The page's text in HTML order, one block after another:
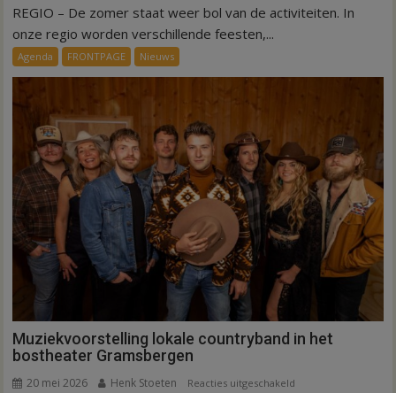
Erop
REGIO – De zomer staat weer bol van de activiteiten. In
onze regio worden verschillende feesten,...
Agenda FRONTPAGE Nieuws
Muziekvoorstelling lokale countryband in het
bostheater Gramsbergen
20 mei 2026 Henk Stoeten Reacties uitgeschakeld